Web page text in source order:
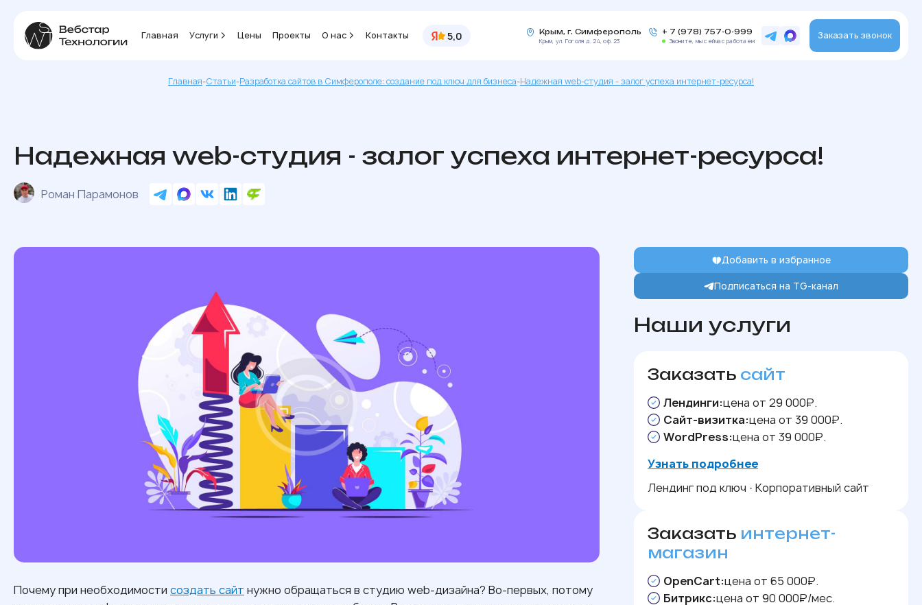
Главная Услуги Цены Проекты О нас Контакты 5,0 Крым, г. Симферополь
Крым, ул. Гоголя д. 24, оф. 23
+ 7 (978) 757-0-999
Звоните, мы сейчас работаем Заказать звонок
Главная-Статьи-Разработка сайтов в Симферополе: создание под ключ для бизнеса-Надежная web-студия - залог успеха интернет-ресурса!
Надежная web-студия - залог успеха интернет-ресурса!
Роман Парамонов
Почему при необходимости создать сайт нужно обращаться в студию web-дизайна? Во-первых, потому
Добавить в избранное
Подписаться на TG-канал
Наши услуги
Заказать сайт
Лендинги:цена от 29 000₽.
Сайт-визитка:цена от 39 000₽.
WordPress:цена от 39 000₽.
Узнать подробнее
Лендинг под ключ · Корпоративный сайт
Заказать интернет-
магазин
OpenCart:цена от 65 000₽.
Битрикс:цена от 90 000₽/мес.